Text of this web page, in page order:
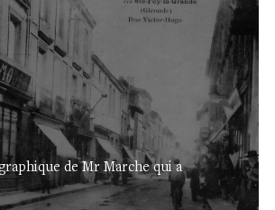
de Mr Marche qui a